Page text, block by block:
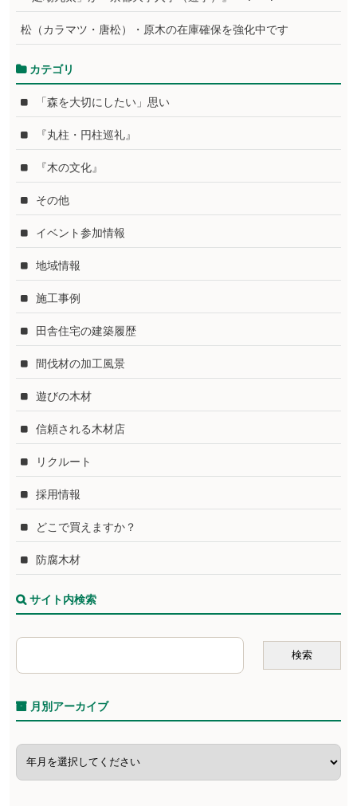
松（カラマツ・唐松）・原木の在庫確保を強化中です
カテゴリ
「森を大切にしたい」思い
『丸柱・円柱巡礼』
『木の文化』
その他
イベント参加情報
地域情報
施工事例
田舎住宅の建築履歴
間伐材の加工風景
遊びの木材
信頼される木材店
リクルート
採用情報
どこで買えますか？
防腐木材
サイト内検索
月別アーカイブ